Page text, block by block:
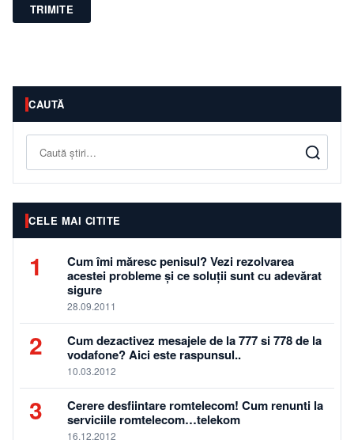
TRIMITE
CAUTĂ
Caută
CELE MAI CITITE
1
Cum îmi măresc penisul? Vezi rezolvarea
acestei probleme și ce soluții sunt cu adevărat
sigure
28.09.2011
2
Cum dezactivez mesajele de la 777 si 778 de la
vodafone? Aici este raspunsul..
10.03.2012
3
Cerere desfiintare romtelecom! Cum renunti la
serviciile romtelecom…telekom
16.12.2012